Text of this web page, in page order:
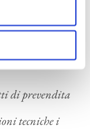
ed enti
di prevendita
tecniche i